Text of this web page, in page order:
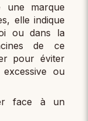
une marque
elle indique
ou dans la
de ce
pour éviter
ou
face à un